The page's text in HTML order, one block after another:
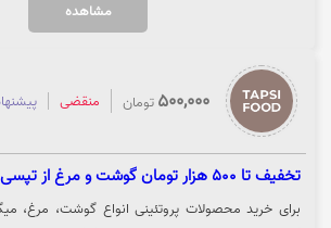
کد تخفیف و ثبت سفارش، روی گزینه «خرید کنید» کلیک
مشاهده
500,000 تومان منقضی
تخفیف تا 500 هزار تومان گوشت و مرغ از تپسی فود
برای خرید محصولات پروتئینی انواع گوشت، مرغ،